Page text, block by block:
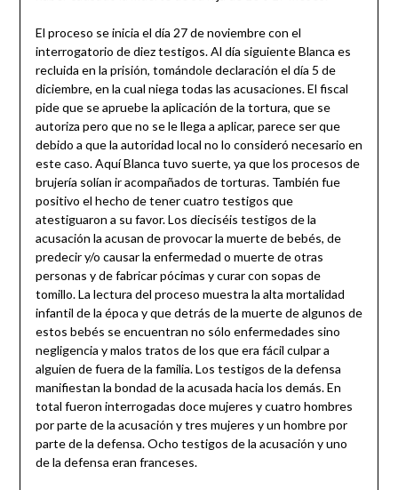
El proceso se inicia el día 27 de noviembre con el
interrogatorio de diez testigos. Al día siguiente Blanca es
recluida en la prisión, tomándole declaración el día 5 de
diciembre, en la cual niega todas las acusaciones. El fiscal
pide que se apruebe la aplicación de la tortura, que se
autoriza pero que no se le llega a aplicar, parece ser que
debido a que la autoridad local no lo consideró necesario en
este caso. Aquí Blanca tuvo suerte, ya que los procesos de
brujería solían ir acompañados de torturas. También fue
positivo el hecho de tener cuatro testigos que
atestiguaron a su favor. Los dieciséis testigos de la
acusación la acusan de provocar la muerte de bebés, de
predecir y/o causar la enfermedad o muerte de otras
personas y de fabricar pócimas y curar con sopas de
tomillo. La lectura del proceso muestra la alta mortalidad
infantil de la época y que detrás de la muerte de algunos de
estos bebés se encuentran no sólo enfermedades sino
negligencia y malos tratos de los que era fácil culpar a
alguien de fuera de la familia. Los testigos de la defensa
manifiestan la bondad de la acusada hacia los demás. En
total fueron interrogadas doce mujeres y cuatro hombres
por parte de la acusación y tres mujeres y un hombre por
parte de la defensa. Ocho testigos de la acusación y uno
de la defensa eran franceses.